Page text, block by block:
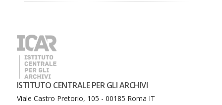
ISTITUTO CENTRALE PER GLI ARCHIVI
Viale Castro Pretorio, 105 - 00185 Roma IT